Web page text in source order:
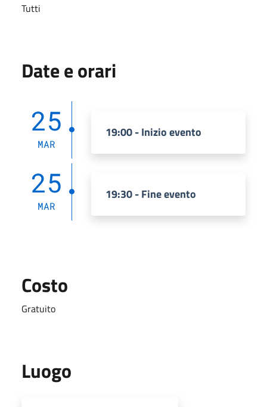
Tutti
Date e orari
25
MAR
19:00 - Inizio evento
25
MAR
19:30 - Fine evento
Costo
Gratuito
Luogo